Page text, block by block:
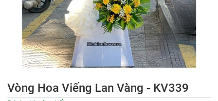
Vòng Hoa Viếng Lan Vàng - KV339